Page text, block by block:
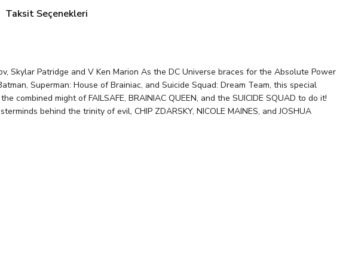
Taksit Seçenekleri
Skylar Patridge and V Ken Marion As the DC Universe braces for the Absolute Power
Superman: House of Brainiac, and Suicide Squad: Dream Team, this special
might of FAILSAFE, BRAINIAC QUEEN, and the SUICIDE SQUAD to do it!
behind the trinity of evil, CHIP ZDARSKY, NICOLE MAINES, and JOSHUA